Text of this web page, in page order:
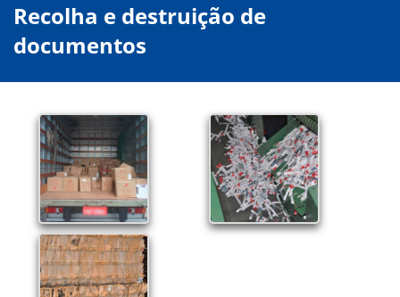
Recolha e destruição de
documentos